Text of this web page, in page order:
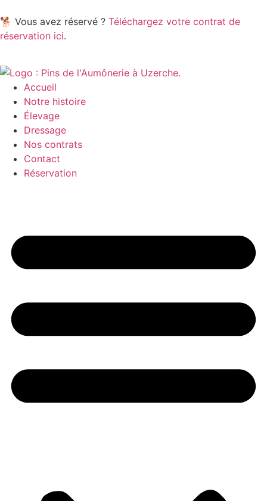
🐕 Vous avez réservé ? Téléchargez votre contrat de
réservation ici.
Accueil
Notre histoire
Élevage
Dressage
Nos contrats
Contact
Réservation